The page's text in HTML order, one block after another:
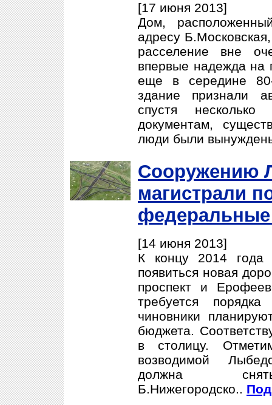
[17 июня 2013]
Дом,
адресу
расселение вне
впервые надежда на
еще в середине
здание признали
спустя
документам,
люди были
Сооружению
магистрали
[14 июня 2013]
К концу 2014 года
появиться новая
проспект и
требуется
чиновники
бюджета.
в столицу.
возводимой
должна
Б.Нижегородско..